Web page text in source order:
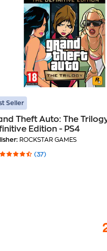
Seller
Theft Auto: The
Edition - PS4
ROCKSTAR GAMES
(37)